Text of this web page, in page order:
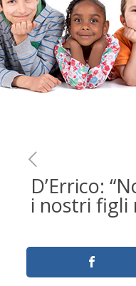
D’Errico:
i nostri figli